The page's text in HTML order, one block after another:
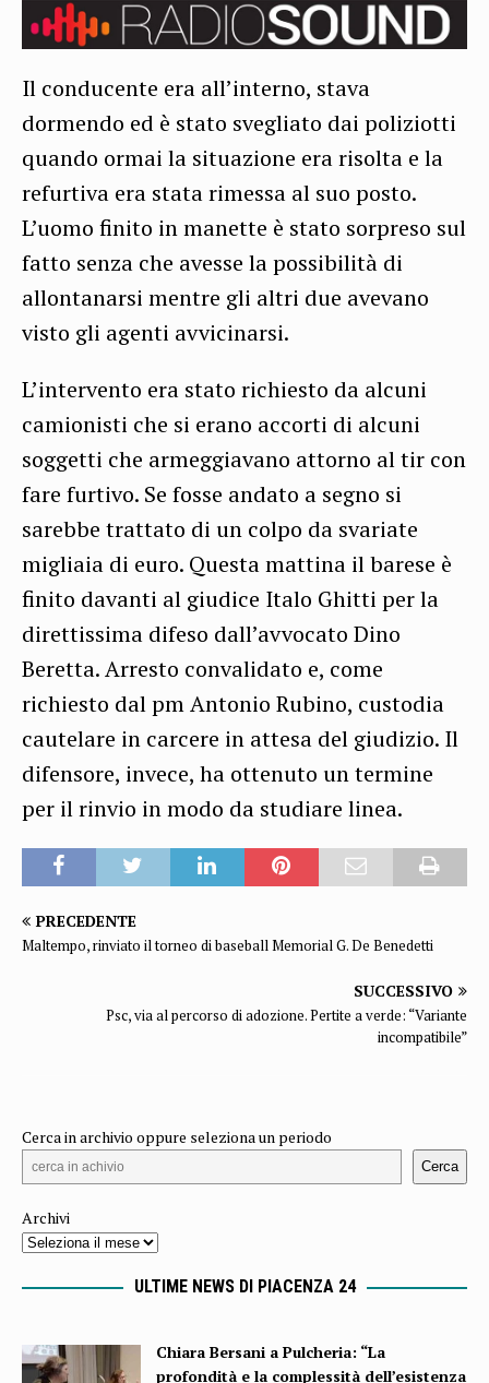
Il conducente era all’interno, stava
dormendo ed è stato svegliato dai poliziotti
quando ormai la situazione era risolta e la
refurtiva era stata rimessa al suo posto.
L’uomo finito in manette è stato sorpreso sul
fatto senza che avesse la possibilità di
allontanarsi mentre gli altri due avevano
visto gli agenti avvicinarsi.
L’intervento era stato richiesto da alcuni
camionisti che si erano accorti di alcuni
soggetti che armeggiavano attorno al tir con
fare furtivo. Se fosse andato a segno si
sarebbe trattato di un colpo da svariate
migliaia di euro. Questa mattina il barese è
finito davanti al giudice Italo Ghitti per la
direttissima difeso dall’avvocato Dino
Beretta. Arresto convalidato e, come
richiesto dal pm Antonio Rubino, custodia
cautelare in carcere in attesa del giudizio. Il
difensore, invece, ha ottenuto un termine
per il rinvio in modo da studiare linea.
PRECEDENTE
Maltempo, rinviato il torneo di baseball Memorial G. De Benedetti
SUCCESSIVO
Psc, via al percorso di adozione. Pertite a verde: “Variante
incompatibile”
Cerca in archivio oppure seleziona un periodo
Cerca
Archivi
ULTIME NEWS DI PIACENZA 24
Chiara Bersani a Pulcheria: “La
profondità e la complessità dell’esistenza